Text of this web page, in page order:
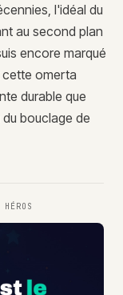
l'idéal du
au second plan
encore marqué
cette omerta
durable que
bouclage de